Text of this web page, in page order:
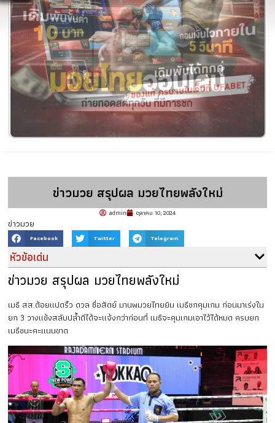
ข่าวมวย สรุปผล มวยไทยพลังใหม่
admin ตุลาคม 10, 2024
ข่าวมวย
Facebook Twitter Telegram
หัวข้อเด่น
ข่าวมวย สรุปผล มวยไทยพลังใหม่
เมธี สส.ต้อยแปดริ้ว ดวล ซื่อสัตย์ มานพมวยไทยยิม เมธีชกคุมเกม ก่อนมาเร่งใน
ยก 3 วางแข้งสลับปล้ำตีได้จะแจ้งกว่าก่อนที่ เมธีจะคุมเกมเอาไว้ได้หมด ครบยก
เมธีชนะคะแนนขาด